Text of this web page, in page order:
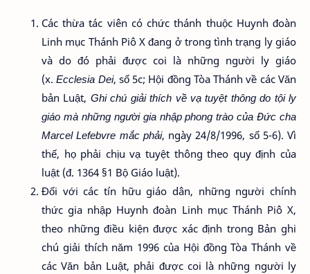
Các thừa tác viên có chức thánh thuộc Huynh đoàn
Linh mục Thánh Piô X đang ở trong tình trạng ly giáo
và do đó phải được coi là những người ly giáo
(x.Ecclesia Dei, số 5c; Hội đồng Tòa Thánh về các Văn
bản Luật, Ghi chú giải thích về vạ tuyệt thông do tội ly
giáo mà những người gia nhập phong trào của Đức cha
Marcel Lefebvre mắc phải, ngày 24/8/1996, số 5-6). Vì
thế, họ phải chịu vạ tuyệt thông theo quy định của
luật (đ. 1364 §1 Bộ Giáo luật).
Đối với các tín hữu giáo dân, những người chính
thức gia nhập Huynh đoàn Linh mục Thánh Piô X,
theo những điều kiện được xác định trong Bản ghi
chú giải thích năm 1996 của Hội đồng Tòa Thánh về
các Văn bản Luật, phải được coi là những người ly